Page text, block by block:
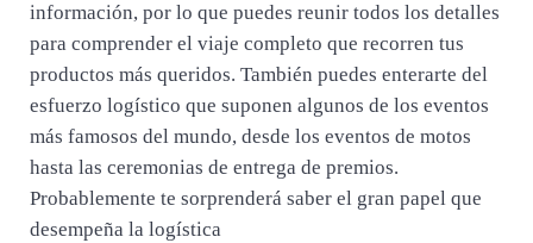
información, por lo que puedes reunir todos los detalles
para comprender el viaje completo que recorren tus
productos más queridos. También puedes enterarte del
esfuerzo logístico que suponen algunos de los eventos
más famosos del mundo, desde los eventos de motos
hasta las ceremonias de entrega de premios.
Probablemente te sorprenderá saber el gran papel que
desempeña la logística